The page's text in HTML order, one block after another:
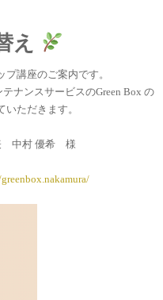
え
講座のご案内です。
ナンスサービスのGreen Box の
ただきます。
中村 優希 様